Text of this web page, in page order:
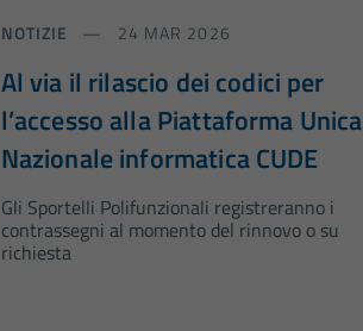
NOTIZIE 24 MAR 2026
Al via il rilascio dei codici per
l’accesso alla Piattaforma Unica
Nazionale informatica CUDE
Gli Sportelli Polifunzionali registreranno i
contrassegni al momento del rinnovo o su
richiesta